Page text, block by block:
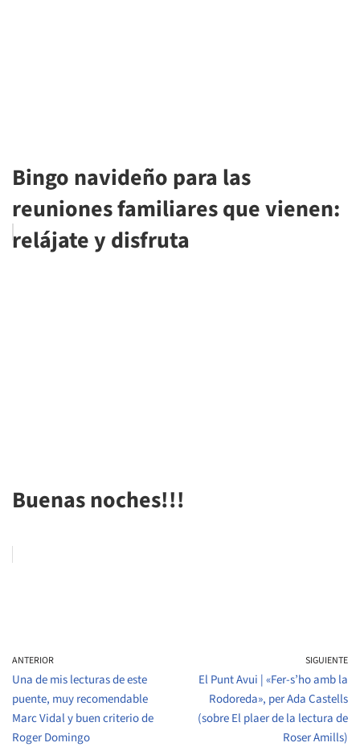
Bingo navideño para las
reuniones familiares que vienen:
relájate y disfruta
Buenas noches!!!
ANTERIOR
Una de mis lecturas de este
puente, muy recomendable
Marc Vidal y buen criterio de
Roger Domingo
SIGUIENTE
El Punt Avui | «Fer-s’ho amb la
Rodoreda», per Ada Castells
(sobre El plaer de la lectura de
Roser Amills)